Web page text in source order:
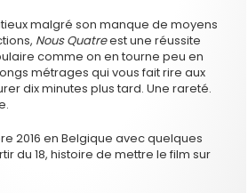
malgré son manque de moyens
Nous Quatreest une réussite
comme on en tourne peu en
métrages qui vous fait rire aux
dix minutes plus tard. Une rareté.
2016 en Belgique avec quelques
du 18, histoire de mettre le film sur